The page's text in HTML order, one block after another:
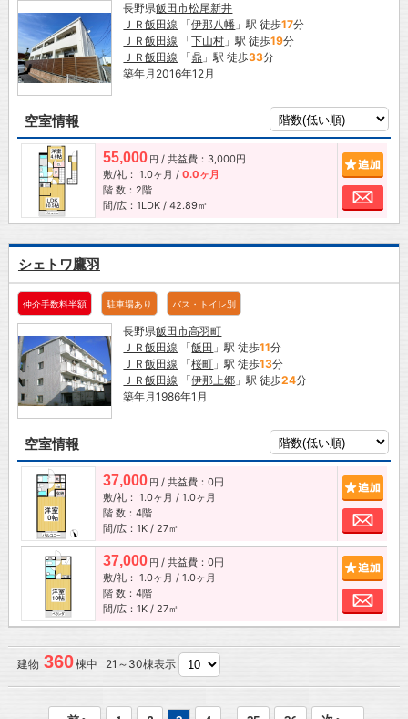
長野県飯田市松尾新井
ＪＲ飯田線 「伊那八幡 」駅 徒歩17分
ＪＲ飯田線 「下山村 」駅 徒歩19分
ＪＲ飯田線 「鼎 」駅 徒歩33分
築年月2016年12月
空室情報
55,000 円 / 共益費：3,000円
敷/礼： 1.0ヶ月 / 0.0ヶ月
階 数：2階
間/広：1LDK / 42.89㎡
お
シェトワ鷹羽
仲介手数料半額 駐車場あり バス・トイレ別
長野県飯田市高羽町
ＪＲ飯田線 「飯田 」駅 徒歩11分
ＪＲ飯田線 「桜町 」駅 徒歩13分
ＪＲ飯田線 「伊那上郷 」駅 徒歩24分
築年月1986年1月
空室情報
37,000 円 / 共益費：0円
敷/礼： 1.0ヶ月 / 1.0ヶ月
階 数：4階
間/広：1K / 27㎡
お
37,000 円 / 共益費：0円
敷/礼： 1.0ヶ月 / 1.0ヶ月
階 数：4階
間/広：1K / 27㎡
お
建物 360棟中 21～30棟表示